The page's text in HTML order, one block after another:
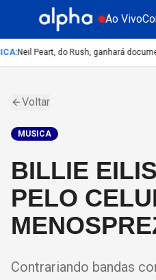
Ao Vivo
:Neil Peart, do Rush, ganhará
Voltar
MUSICA
BILLIE
PELO
Contrariando bandas